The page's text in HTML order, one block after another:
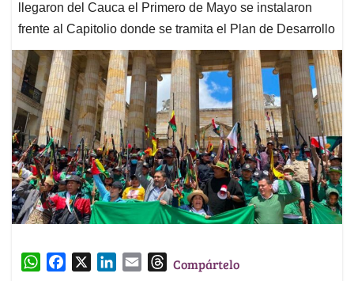
llegaron del Cauca el Primero de Mayo se instalaron
frente al Capitolio donde se tramita el Plan de Desarrollo
W
TCompártelo